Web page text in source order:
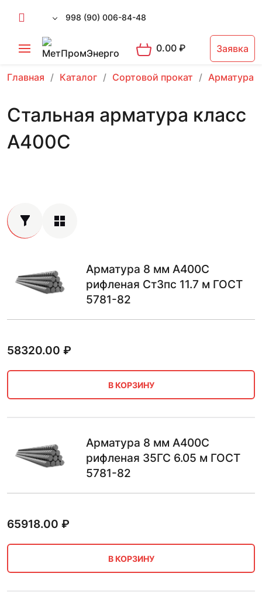
998 (90) 006-84-48
0.00₽ Заявка
Главная Каталог Сортовой прокат Арматура
Стальная арматура класс
А400С
Арматура 8 мм А400С
рифленая Ст3пс 11.7 м ГОСТ
5781-82
58320.00 ₽
В КОРЗИНУ
Арматура 8 мм А400С
рифленая 35ГС 6.05 м ГОСТ
5781-82
65918.00 ₽
В КОРЗИНУ